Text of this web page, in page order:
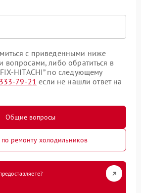
с приведенными ниже
вопросами, либо обратиться в
HITACHI” по следующему
79-21 если не нашли ответ на
Общие вопросы
ремонту холодильников